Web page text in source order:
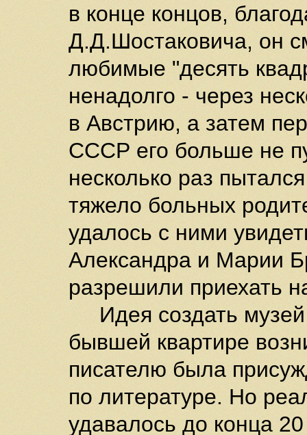
в конце концов,
Д.Д.Шостаковича, он
любимые "десять
ненадолго - через
в Австрию, а затем
СССР его больше не
несколько раз
тяжело больных
удалось с ними
Александра и Марии
разрешили приехать
Идея создать музей
бывшей квартире
писателю была
по литературе. Но
удавалось до конца